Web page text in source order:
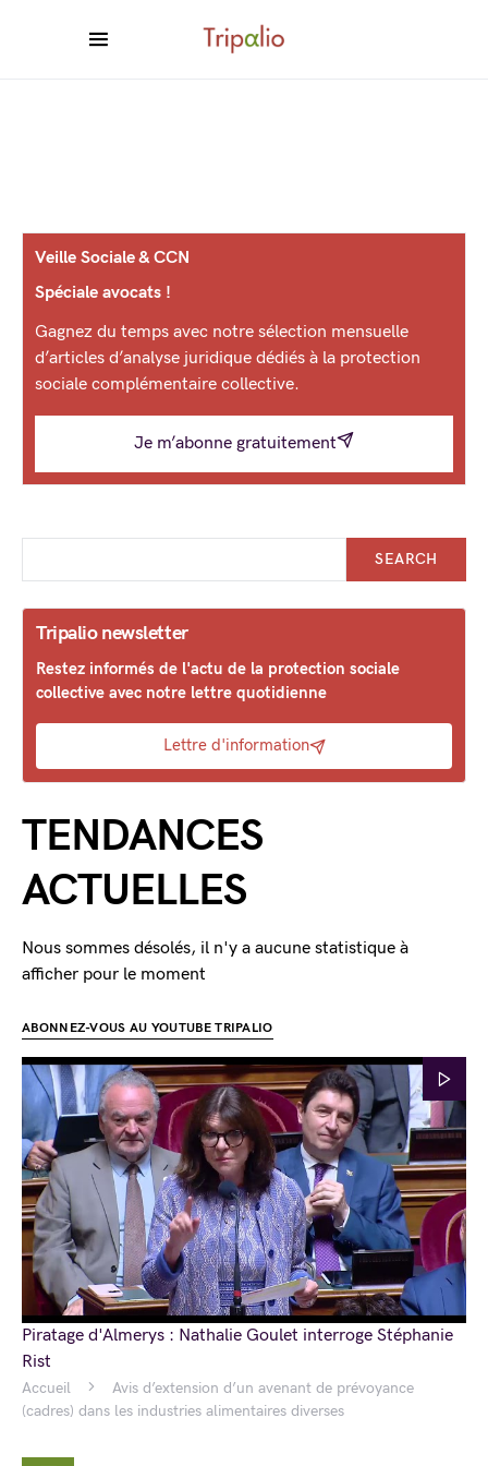
Accueil
Avis d’extension d’un avenant de prévoyance
(cadres) dans les industries alimentaires diverses
Veille Sociale & CCN
Spéciale avocats !
Gagnez du temps avec notre sélection mensuelle
d’articles d’analyse juridique dédiés à la protection
sociale complémentaire collective.
Je m’abonne gratuitement
SEARCH
Tripalio newsletter
Restez informés de l'actu de la protection sociale
collective avec notre lettre quotidienne
Lettre d'information
TENDANCES
ACTUELLES
Nous sommes désolés, il n'y a aucune statistique à
afficher pour le moment
ABONNEZ-VOUS AU YOUTUBE TRIPALIO
Piratage d'Almerys : Nathalie Goulet interroge Stéphanie
Rist